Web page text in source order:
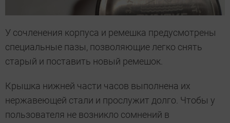
У сочленения корпуса и ремешка предусмотрены
специальные пазы, позволяющие легко снять
старый и поставить новый ремешок.
Крышка нижней части часов выполнена их
нержавеющей стали и прослужит долго. Чтобы у
пользователя не возникло сомнений в